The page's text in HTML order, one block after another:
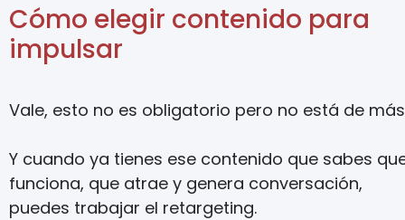
Cómo elegir contenido para
impulsar
Vale, esto no es obligatorio pero no está de
Y cuando ya tienes ese contenido que sabes
funciona, que atrae y genera conversación,
puedes trabajar el retargeting.